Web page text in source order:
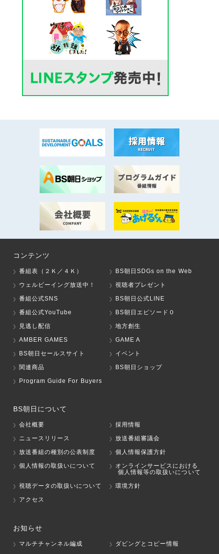
コンテンツ
番組表（２Ｋ／４Ｋ）
BS朝日SDGs on the Web
ウェルビーイング放送中！
視聴者プレゼント
番組公式SNS
BS朝日公式LINE
番組公式YouTube
BS朝日エピソード０
見逃し配信
地方創生
AMBER GAMES
GAME A
BS朝日セールスサイト
イベント
関連商品
BS朝日ショップ
Program Guide For Buyers
BS朝日について
会社概要
採用情報
ニュースリリース
放送番組審議会
放送番組の種別の公表制度
個人情報保護方針
個人情報の取扱いについて
オンラインサービスにおける
個人情報等の取扱いについて
視聴データの取扱いについて
環境方針
アクセス
お知らせ
マルチチャンネル編成
ダビングとコピー情報